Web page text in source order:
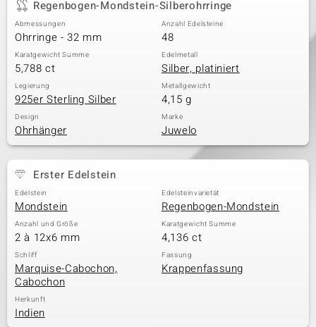
Classics
Regenbogen-Mondstein-Silberohrringe
Abmessungen
Ohrringe - 32 mm
Anzahl Edelsteine
48
Karatgewicht Summe
5,788 ct
Edelmetall
Silber, platiniert
Legierung
925er Sterling Silber
Metallgewicht
4,15 g
Design
Ohrhänger
Marke
Juwelo
Erster Edelstein
Edelstein
Mondstein
Edelsteinvarietät
Regenbogen-Mondstein
Anzahl und Größe
2 à 12x6 mm
Karatgewicht Summe
4,136 ct
Schliff
Marquise-Cabochon,
Cabochon
Fassung
Krappenfassung
Herkunft
Indien